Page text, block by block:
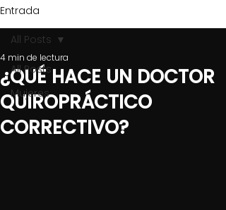
Entrada
All Posts
Mujeres
All Posts
¿QUÉ HACE UN DOCTOR
QUIROPRÁCTICO
CORRECTIVO?
4 min de lectura